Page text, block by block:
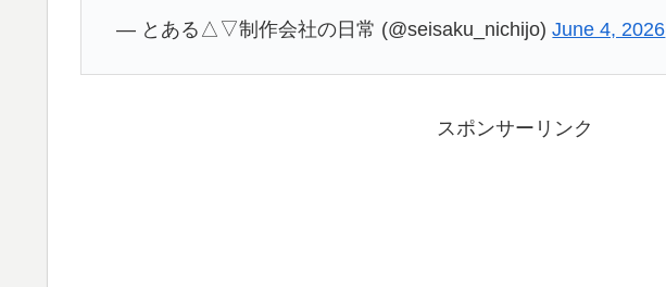
— とある△▽制作会社の日常 (@seisaku_nichijo)June 4, 2026
スポンサーリンク